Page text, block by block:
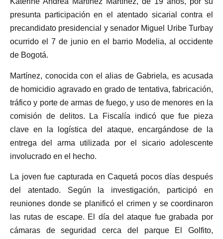
presunta participación en el atentado sicarial contra el
precandidato presidencial y senador Miguel Uribe Turbay
ocurrido el 7 de junio en el barrio Modelia, al occidente
de Bogotá.
Martínez, conocida con el alias de Gabriela, es acusada
de homicidio agravado en grado de tentativa, fabricación,
tráfico y porte de armas de fuego, y uso de menores en la
comisión de delitos. La Fiscalía indicó que fue pieza
clave en la logística del ataque, encargándose de la
entrega del arma utilizada por el sicario adolescente
involucrado en el hecho.
La joven fue capturada en Caquetá pocos días después
del atentado. Según la investigación, participó en
reuniones donde se planificó el crimen y se coordinaron
las rutas de escape. El día del ataque fue grabada por
cámaras de seguridad cerca del parque El Golfito,